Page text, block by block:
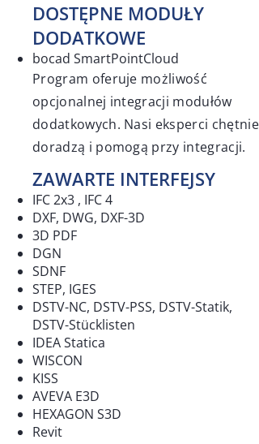
DOSTĘPNE MODUŁY
DODATKOWE
bocad SmartPointCloud
Program oferuje możliwość
opcjonalnej integracji modułów
dodatkowych. Nasi eksperci chętnie
doradzą i pomogą przy integracji.
ZAWARTE INTERFEJSY
IFC 2x3 , IFC 4
DXF, DWG, DXF-3D
3D PDF
DGN
SDNF
STEP, IGES
DSTV-NC, DSTV-PSS, DSTV-Statik,
DSTV-Stücklisten
IDEA Statica
WISCON
KISS
AVEVA E3D
HEXAGON S3D
Revit